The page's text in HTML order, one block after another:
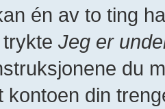
én av to ting
Jeg er
du
kontoen din